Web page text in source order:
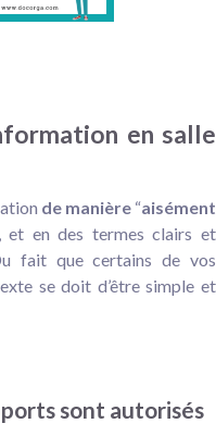
en salle
de manière “aisément
et en des termes clairs et
fait que certains de vos
se doit d’être simple et
sont autorisés